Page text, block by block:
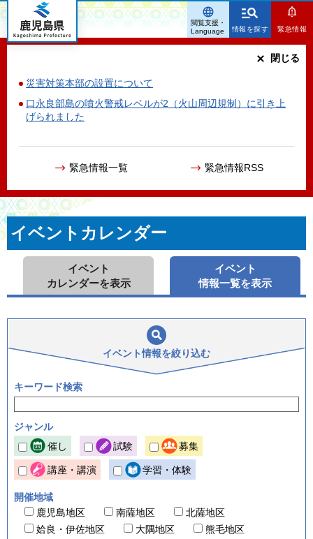
鹿児島県
情報を探す 緊急情報
災害対策本部の設置について
口永良部島の噴火警戒レベルが2（火山周辺規制）に引き上
げられました
緊急情報一覧 緊急情報RSS
閉じる
閲覧支援・
Language
イベントカレンダー
イベント
カレンダーを表示
イベント
情報一覧を表示
イベント情報を絞り込む
キーワード検索
ジャンル
催し
試験 募集
講座・講演 学習・体験
開催地域
鹿児島地区
南薩地区
北薩地区
姶良・伊佐地区
大隅地区
熊毛地区